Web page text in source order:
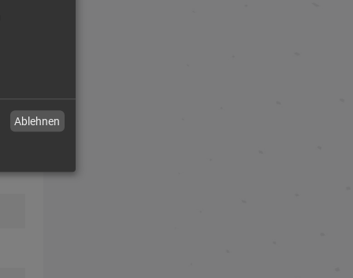
Ablehnen